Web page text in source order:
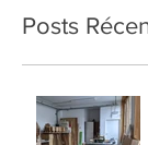
Posts